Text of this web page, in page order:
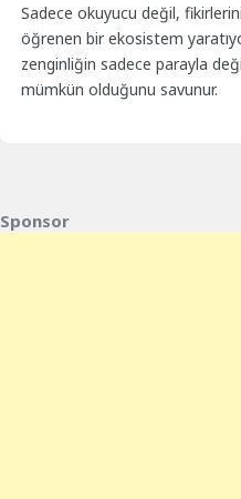
Sadece okuyucu değil,
öğrenen bir ekosistem
zenginliğin sadece parayla
mümkün olduğunu savunur.
Sponsor